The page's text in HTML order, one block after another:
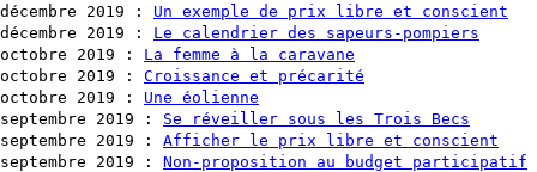
décembre 2019
:
Un exemple de prix libre et conscient
décembre 2019
:
Le calendrier des sapeurs-pompiers
octobre 2019
:
La femme à la caravane
octobre 2019
:
Croissance et précarité
octobre 2019
:
Une éolienne
septembre 2019
:
Se réveiller sous les Trois Becs
septembre 2019
:
Afficher le prix libre et conscient
septembre 2019
:
Non-proposition au budget participatif